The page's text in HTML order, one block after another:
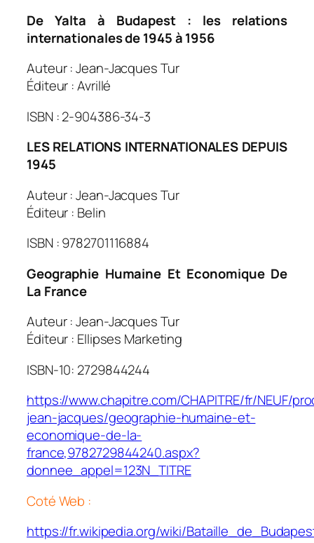
De Yalta à Budapest : les relations
internationales de 1945 à 1956
Auteur : Jean-Jacques Tur
Éditeur : Avrillé
ISBN : 2-904386-34-3
LES RELATIONS INTERNATIONALES DEPUIS
1945
Auteur : Jean-Jacques Tur
Éditeur : Belin
ISBN : 9782701116884
Geographie Humaine Et Economique De
La France
Auteur : Jean-Jacques Tur
Éditeur : Ellipses Marketing
ISBN-10: 2729844244
https://www.chapitre.com/CHAPITRE/fr/NEUF/
jean-jacques/geographie-humaine-et-
economique-de-la-
france,9782729844240.aspx?
donnee_appel=123N_TITRE
Coté Web :
https://fr.wikipedia.org/wiki/